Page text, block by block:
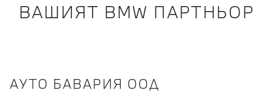
ВАШИЯТ BMW ПАРТНЬОР
АУТО БАВАРИЯ ООД